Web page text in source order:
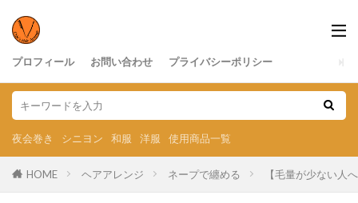
プロフィール お問い合わせ プライバシーポリシー
夜会巻き シニヨン 和服 洋服 使用商品一覧
HOME ヘアアレンジ ネープで纏める 【毛量が少ない人